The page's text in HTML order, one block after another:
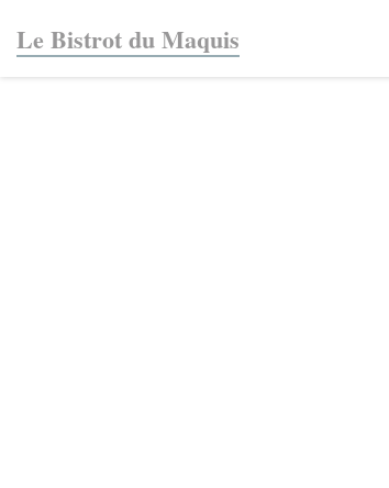
Le Bistrot du Maquis